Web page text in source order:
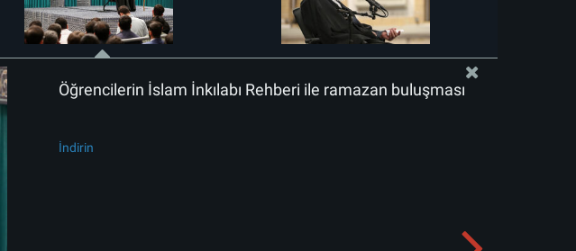
Öğrencilerin İslam İnkılabı Rehberi ile ramazan buluşması
İndirin